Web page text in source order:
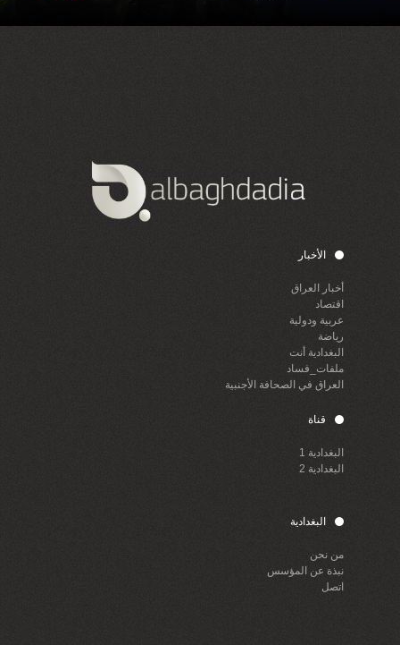
الأخبار
أخبار العراق
اقتصاد
عربية ودولية
رياضة
البغدادية أنت
ملفات_فساد
العراق في الصحافة الأجنبية
قناة
البغدادية 1
البغدادية 2
البغدادية
من نحن
نبذة عن المؤسس
اتصل